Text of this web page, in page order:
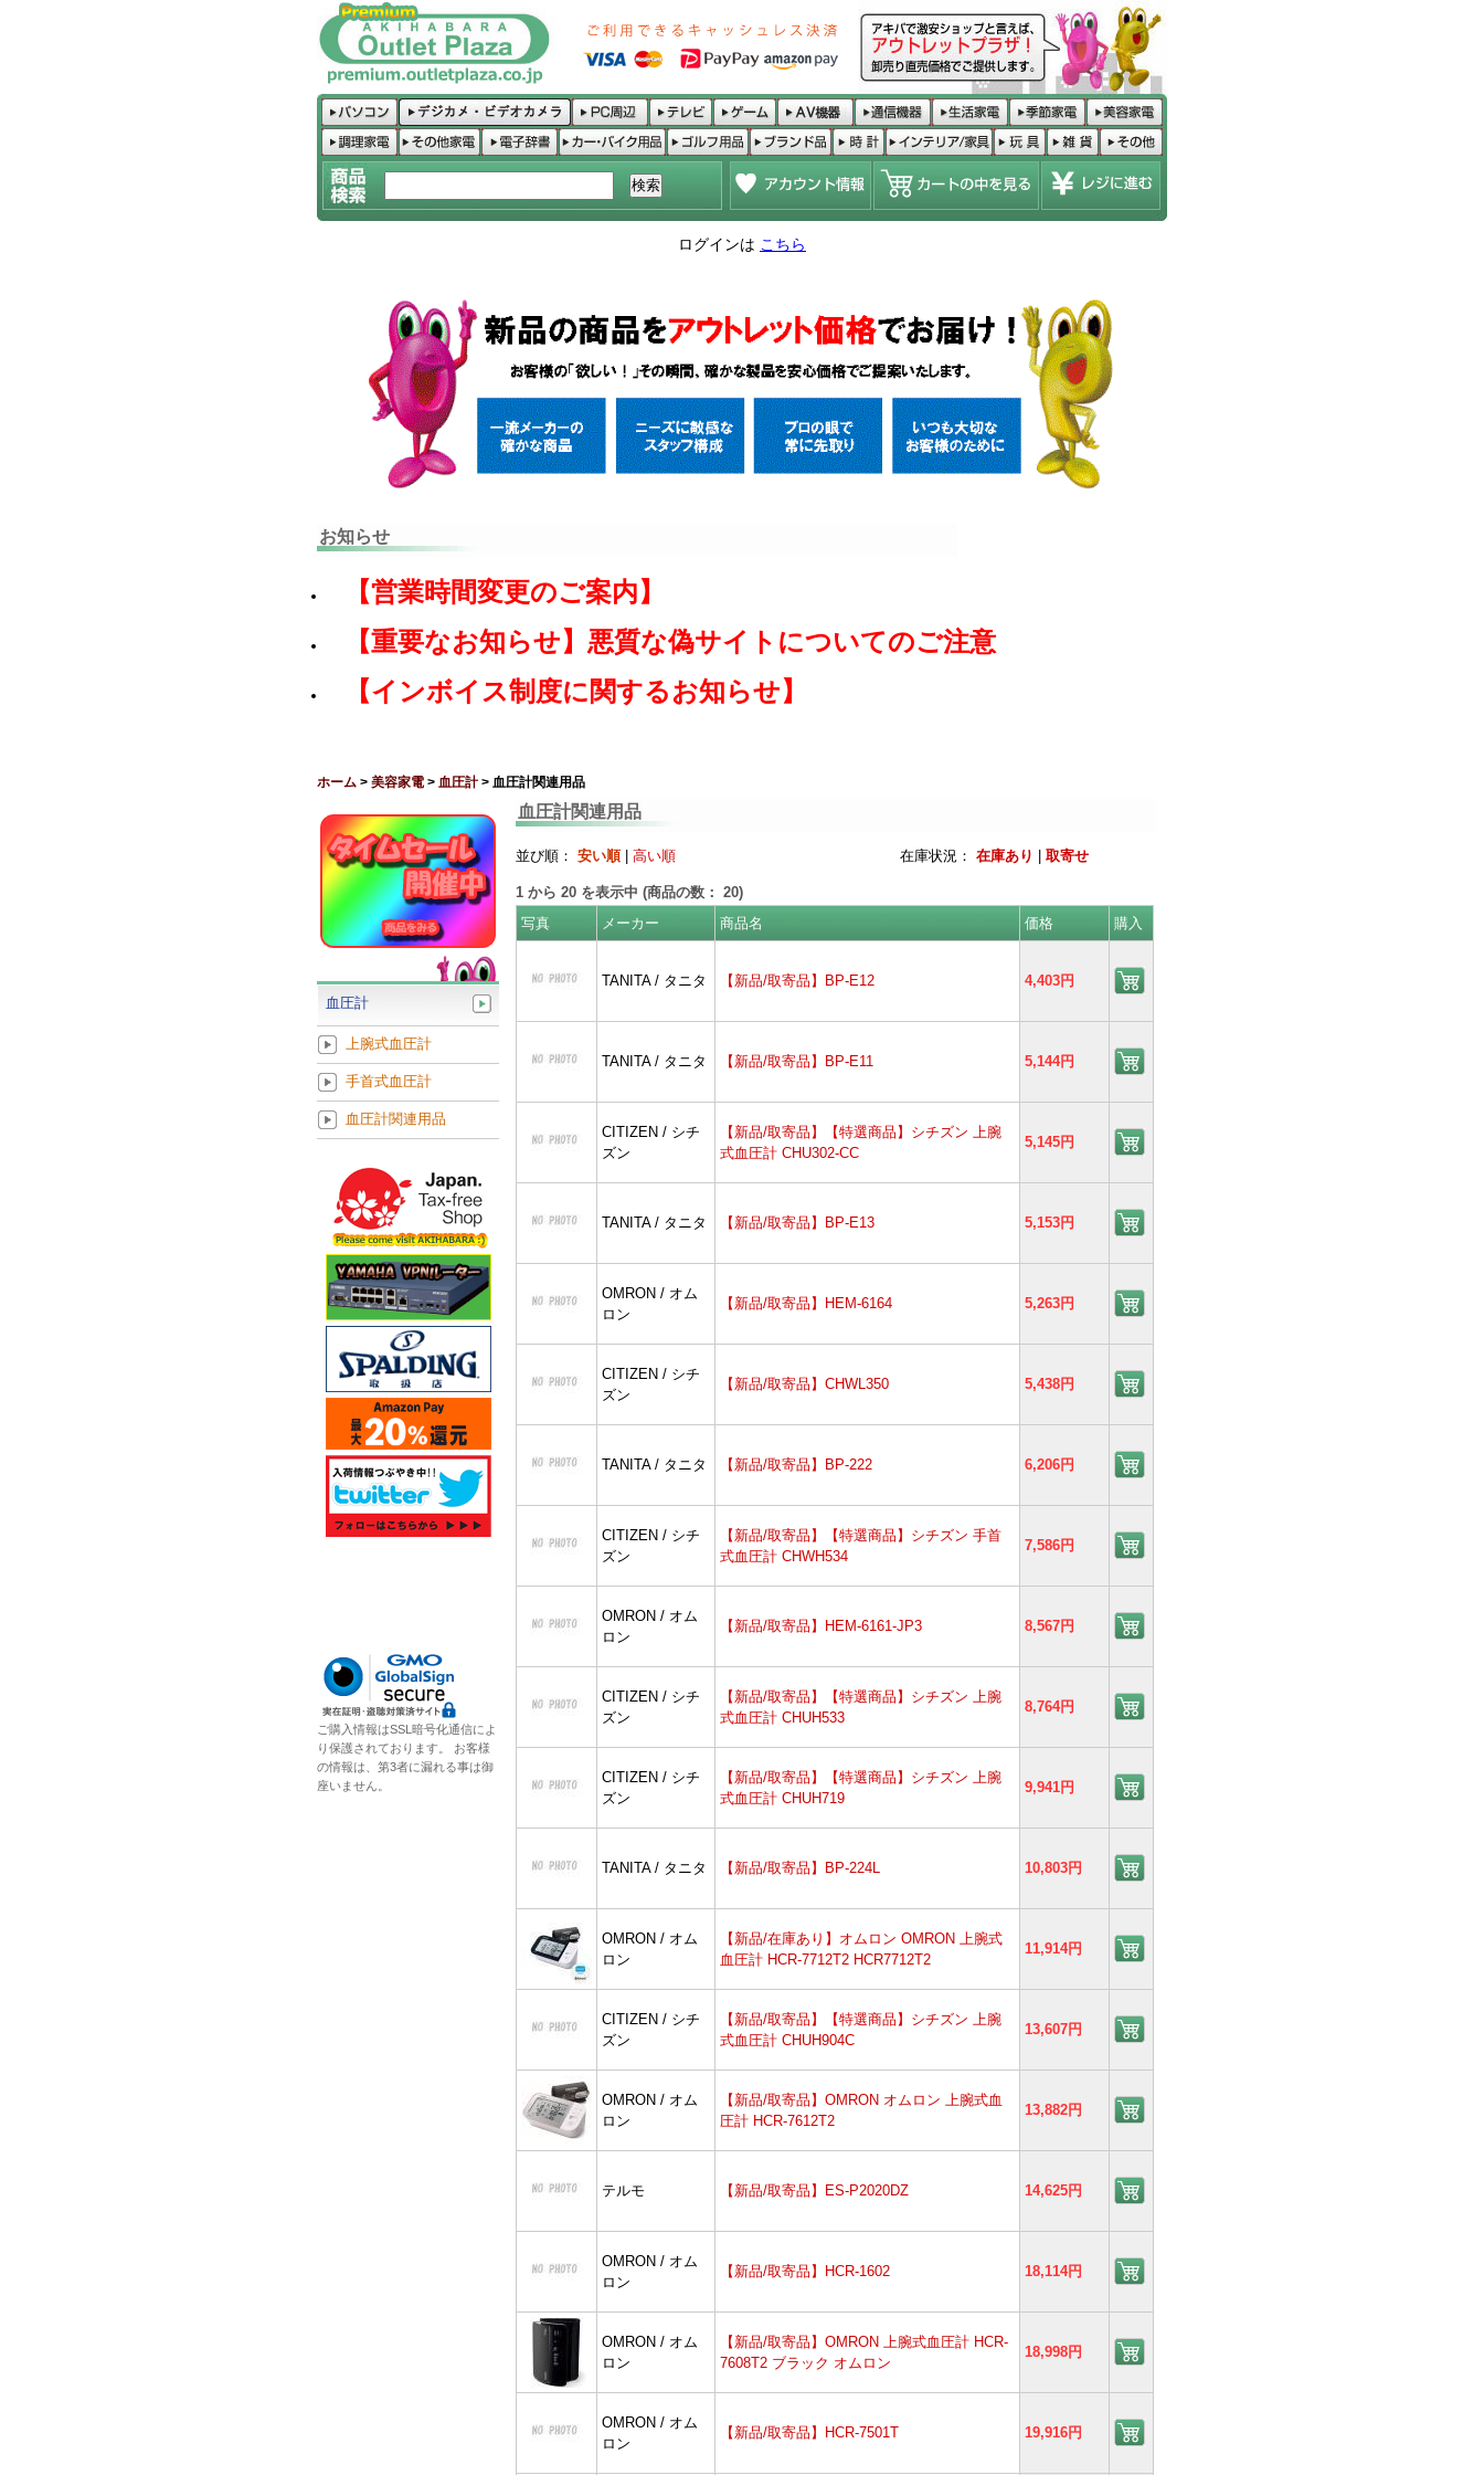
ログインは こちら
お知らせ
【営業時間変更のご案内】
【重要なお知らせ】悪質な偽サイトについてのご注意
【インボイス制度に関するお知らせ】
ホーム > 美容家電 > 血圧計> 血圧計関連用品
血圧計関連用品
並び順： 安い順| 高い順 在庫状況： 在庫あり 取寄せ
1 から 20 を表示中 (商品の数： 20)
写真
メーカー 商品名 価格 購入
TANITA / タニタ 【新品/取寄品】BP-E12 4,403円
TANITA / タニタ 【新品/取寄品】BP-E11 5,144円
CITIZEN / シチ
ズン
【新品/取寄品】【特選商品】シチズン 上腕
式血圧計 CHU302-CC
5,145円
TANITA / タニタ 【新品/取寄品】BP-E13 5,153円
OMRON / オム
ロン
【新品/取寄品】HEM-6164 5,263円
CITIZEN / シチ
ズン
【新品/取寄品】CHWL350 5,438円
TANITA / タニタ 【新品/取寄品】BP-222 6,206円
CITIZEN / シチ
ズン
【新品/取寄品】【特選商品】シチズン 手首
式血圧計 CHWH534
7,586円
OMRON / オム
ロン
【新品/取寄品】HEM-6161-JP3 8,567円
CITIZEN / シチ
ズン
【新品/取寄品】【特選商品】シチズン 上腕
式血圧計 CHUH533
8,764円
CITIZEN / シチ
ズン
【新品/取寄品】【特選商品】シチズン 上腕
式血圧計 CHUH719
9,941円
TANITA / タニタ 【新品/取寄品】BP-224L 10,803円
OMRON / オム
ロン
【新品/在庫あり】オムロン OMRON 上腕式
血圧計 HCR-7712T2 HCR7712T2
11,914円
CITIZEN / シチ
ズン
【新品/取寄品】【特選商品】シチズン 上腕
式血圧計 CHUH904C
13,607円
OMRON / オム
ロン
【新品/取寄品】OMRON オムロン 上腕式血
圧計 HCR-7612T2
13,882円
テルモ 【新品/取寄品】ES-P2020DZ 14,625円
OMRON / オム
ロン
【新品/取寄品】HCR-1602 18,114円
OMRON / オム
ロン
【新品/取寄品】OMRON 上腕式血圧計 HCR-
7608T2 ブラック オムロン
18,998円
OMRON / オム
ロン
【新品/取寄品】HCR-7501T 19,916円
血圧計
上腕式血圧計
手首式血圧計
血圧計関連用品
ご購入情報はSSL暗号化通信によ
り保護されております。 お客様
の情報は、第3者に漏れる事は御
座いません。